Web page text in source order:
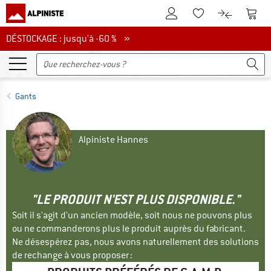
Vers le compte client
Vers la liste
Vers le
DÉSTOCKAGE : jusqu'à -60 %
DÉSTOCKAGE : jusqu'à -60 % »
Gants
Alpiniste Hannes
"LE PRODUIT N'EST PLUS DISPONIBLE."
Soit il s'agit d'un ancien modèle, soit nous ne pouvons plus
ou ne commanderons plus le produit auprès du fabricant.
Ne désespérez pas, nous avons naturellement des solutions
de rechange à vous proposer :